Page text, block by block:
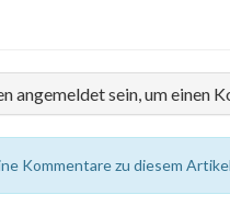
angemeldet sein, um einen
Kommentare zu diesem